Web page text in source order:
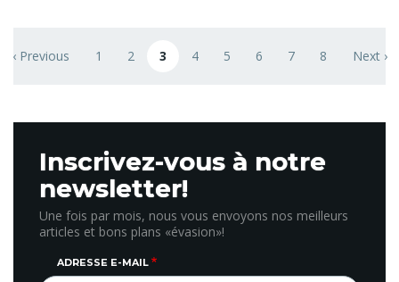
Previous page
‹ Previous Page
1 Page
2 Page courante
3 Page
4 Page
5 Page
6 Page
7 Page
8 Next
Next ›
Inscrivez-vous à notre
newsletter!
Une fois par mois, nous vous envoyons nos meilleurs
articles et bons plans «évasion»!
ADRESSE E-MAIL